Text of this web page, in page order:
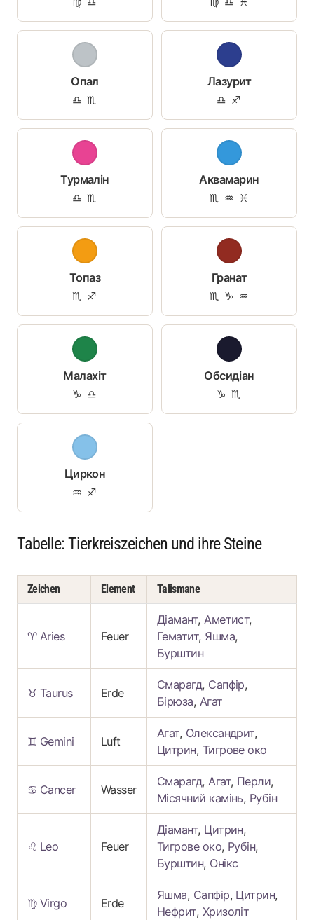
Опал
♎ ♏
Лазурит
♎ ♐
Турмалін
♎ ♏
Аквамарин
♏ ♒ ♓
Топаз
♏ ♐
Гранат
♏ ♑ ♒
Малахіт
♑ ♎
Обсидіан
♑ ♏
Циркон
♒ ♐
Tabelle: Tierkreiszeichen und ihre Steine
Zeichen Element Talismane
♈ Aries Feuer
Діамант,Аметист,
Гематит, Яшма,
Бурштин
♉ Taurus Erde
Смарагд, Сапфір,
Бірюза, Агат
♊ Gemini Luft
Агат, Олександрит,
Цитрин, Тигрове око
♋ Cancer Wasser
Смарагд,Агат, Перли,
Місячний камінь, Рубін
♌ Leo Feuer
Діамант, Цитрин,
Тигрове око, Рубін,
Бурштин, Онікс
♍ Virgo Erde
Яшма, Сапфір, Цитрин,
Нефрит, Хризоліт